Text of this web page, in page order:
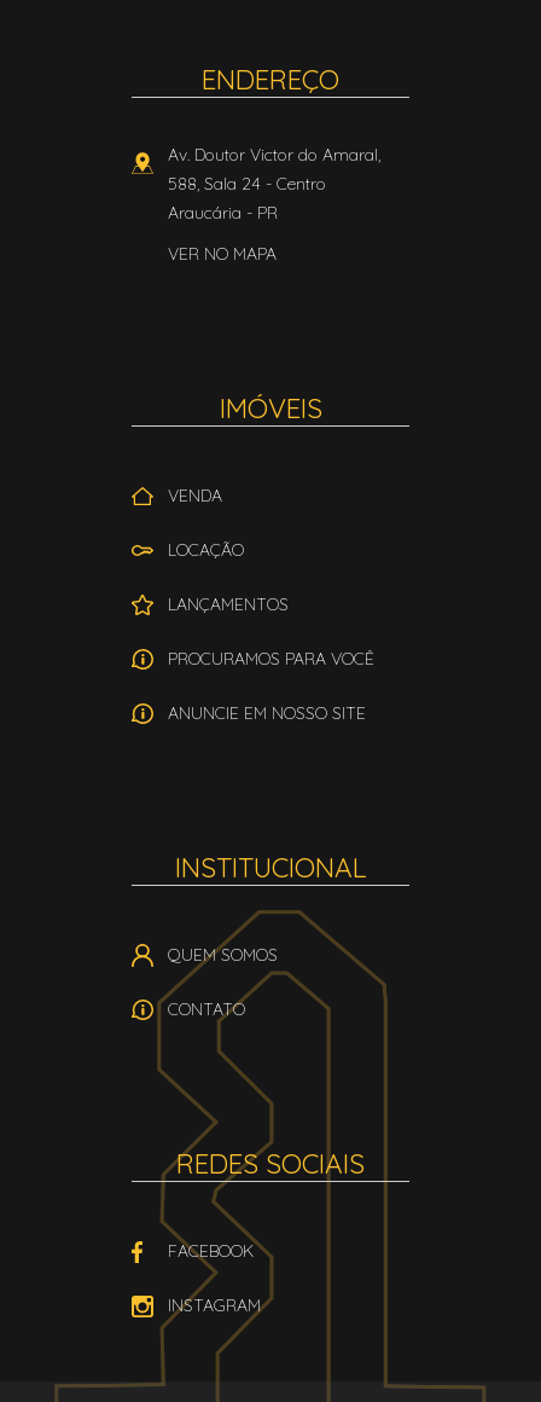
ENDEREÇO
Av. Doutor Victor do Amaral,
588, Sala 24 - Centro
Araucária - PR
VER NO MAPA
IMÓVEIS
VENDA
LOCAÇÃO
LANÇAMENTOS
PROCURAMOS PARA VOCÊ
ANUNCIE EM NOSSO SITE
INSTITUCIONAL
QUEM SOMOS
CONTATO
REDES SOCIAIS
FACEBOOK
INSTAGRAM